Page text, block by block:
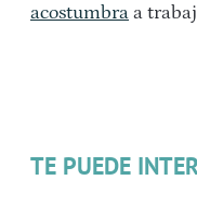
acostumbra a
TE PUEDE